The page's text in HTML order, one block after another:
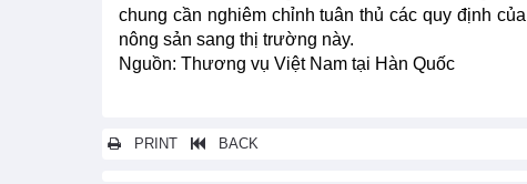
chung cần nghiêm chỉnh tuân thủ các quy định
nông sản sang thị trường này.
Nguồn: Thương vụ Việt Nam tại Hàn Quốc
PRINT BACK